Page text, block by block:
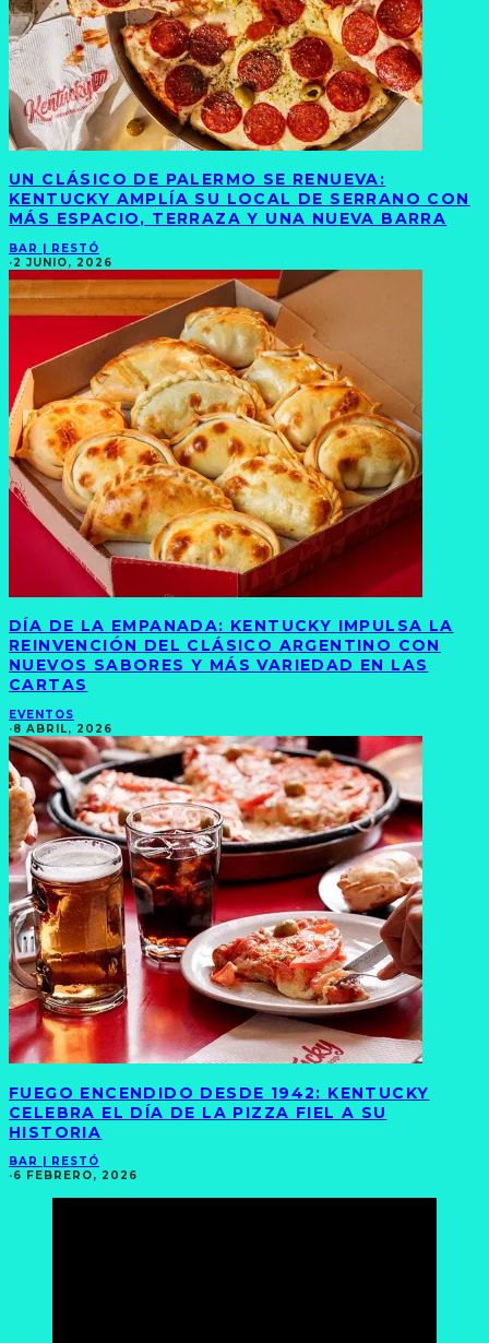
UN CLÁSICO DE PALERMO SE RENUEVA:
KENTUCKY AMPLÍA SU LOCAL DE SERRANO CON
MÁS ESPACIO, TERRAZA Y UNA NUEVA BARRA
BAR | RESTÓ
·2 JUNIO, 2026
DÍA DE LA EMPANADA: KENTUCKY IMPULSA LA
REINVENCIÓN DEL CLÁSICO ARGENTINO CON
NUEVOS SABORES Y MÁS VARIEDAD EN LAS
CARTAS
EVENTOS
·8 ABRIL, 2026
FUEGO ENCENDIDO DESDE 1942: KENTUCKY
CELEBRA EL DÍA DE LA PIZZA FIEL A SU
HISTORIA
BAR | RESTÓ
·6 FEBRERO, 2026